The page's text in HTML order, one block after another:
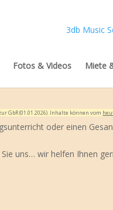
Fotos & Videos Miete
GbR (01.01.2026). Inhalte können vom
oder einen
uns… wir helfen Ihnen